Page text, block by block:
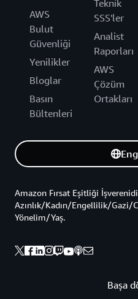
AWS
Bulut
Güvenliği
Yenilikler
Bloglar
Basın
Bültenleri
Teknik
SSS'ler
Analist
Raporları
AWS
Çözüm
Ortakları
Başa
Amazon Fırsat Eşitliği
Azınlık/Kadın/Engellilik/
Yönelim/Yaş.